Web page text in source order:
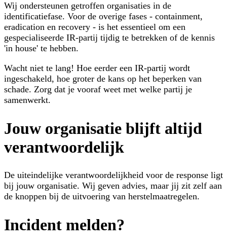
Wij ondersteunen getroffen organisaties in de
identificatiefase. Voor de overige fases - containment,
eradication en recovery - is het essentieel om een
gespecialiseerde IR-partij tijdig te betrekken of de kennis
'in house' te hebben.
Wacht niet te lang! Hoe eerder een IR-partij wordt
ingeschakeld, hoe groter de kans op het beperken van
schade. Zorg dat je vooraf weet met welke partij je
samenwerkt.
Jouw organisatie blijft altijd
verantwoordelijk
De uiteindelijke verantwoordelijkheid voor de response ligt
bij jouw organisatie. Wij geven advies, maar jij zit zelf aan
de knoppen bij de uitvoering van herstelmaatregelen.
Incident melden?